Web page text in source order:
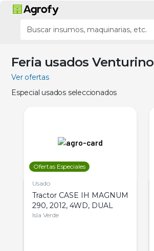
Feria usados Venturino
Ver ofertas
Especial usados seleccionados
Ofertas Especiales
Usado
Tractor CASE IH MAGNUM
290, 2012, 4WD, DUAL
Isla Verde